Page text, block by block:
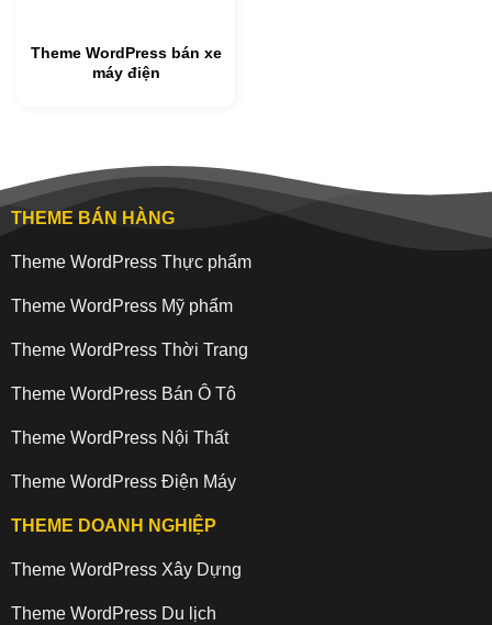
Theme WordPress bán xe
máy điện
THEME BÁN HÀNG
Theme WordPress Thực phẩm
Theme WordPress Mỹ phẩm
Theme WordPress Thời Trang
Theme WordPress Bán Ô Tô
Theme WordPress Nội Thất
Theme WordPress Điện Máy
THEME DOANH NGHIỆP
Theme WordPress Xây Dựng
Theme WordPress Du lịch